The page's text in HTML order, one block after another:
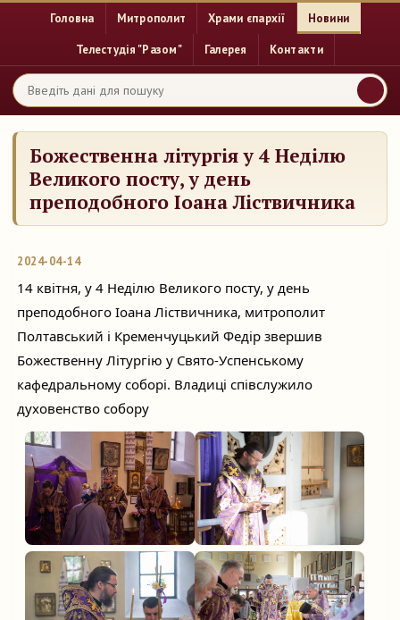
Головна Митрополит Храми єпархії Новини
Телестудія "Разом" Галерея Контакти
Божественна літургія у 4 Неділю
Великого посту, у день
преподобного Іоана Ліствичника
2024-04-14
14 квітня, у 4 Неділю Великого посту, у день
преподобного Іоана Ліствичника, митрополит
Полтавський і Кременчуцький Федір звершив
Божественну Літургію у Свято-Успенському
кафедральному соборі. Владиці співслужило
духовенство собору